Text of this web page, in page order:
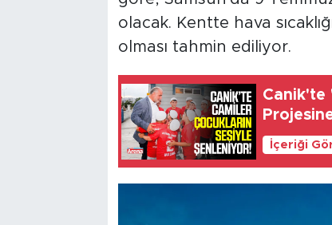
olacak. Kentte hava
olması tahmin ediliyor.
Canik'te
İçeriği